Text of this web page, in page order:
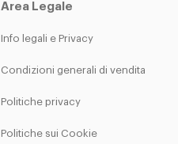
Area Legale
Info legali e Privacy
Condizioni generali di vendita
Politiche privacy
Politiche sui Cookie